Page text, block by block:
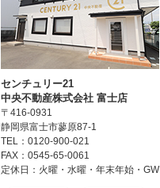
センチュリー21
中央不動産株式会社 富士店
〒416-0931
静岡県富士市蓼原87-1
TEL：0120-900-021
FAX：0545-65-0061
定休日：火曜・水曜・年末年始・GW